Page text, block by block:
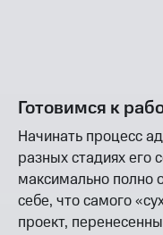
Готовимся к
Начинать процесс
разных стадиях его
максимально полно
себе, что самого
проект,